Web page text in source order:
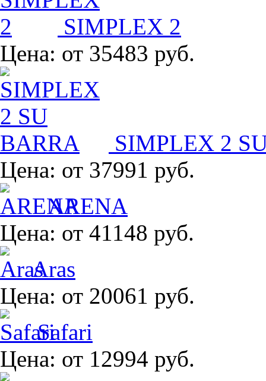
SIMPLEX 2
Цена: от 35483 руб.
SIMPLEX 2
Цена: от 37991 руб.
ARENA
Цена: от 41148 руб.
Aras
Цена: от 20061 руб.
Safari
Цена: от 12994 руб.